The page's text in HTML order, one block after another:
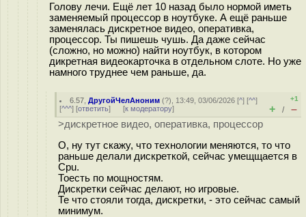
Голову лечи. Ещё лет 10 назад было нормой иметь
заменяемый процессор в ноутбуке. А ещё раньше
заменялась дискретное видео, оперативка,
процессор. Ты пишешь чушь. Да даже сейчас
(сложно, но можно) найти ноутбук, в котором
дикретная видеокарточка в отдельном слоте. Но уже
намного труднее чем раньше, да.
6.57 ,ДругойЧелАноним (?), 13:49, 03/06/2026 [^] [^^]
[^^^] [ответить] [к модератору]
+1
+ / –
>дискретное видео, оперативка, процессор
О, ну тут скажу, что технологии меняются, то что
раньше делали дискреткой, сейчас умещщается в
Cpu.
Тоесть по мощностям.
Дискретки сейчас делают, но игровые.
Те что стояли тогда, дискретки, - это сейчас самый
минимум.